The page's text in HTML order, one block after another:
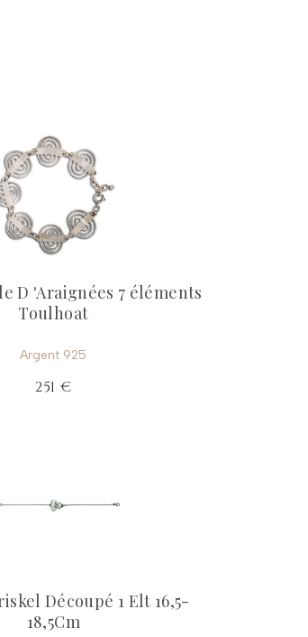
D 'Araignées 7 éléments
Toulhoat
Argent 925
251 €
Découpé 1 Elt 16,5-
18,5Cm